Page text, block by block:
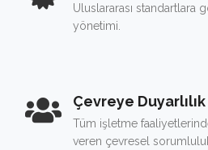
Uluslararası standartlara
yönetimi.
Çevreye Duyarlılık
Tüm işletme
veren çevresel sorumluluk